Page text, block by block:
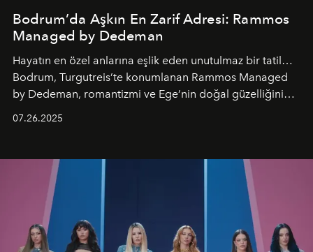
Bodrum’da Aşkın En Zarif Adresi: Rammos
Managed by Dedeman
Hayatın en özel anlarına eşlik eden unutulmaz bir tatil…
Bodrum, Turgutreis’te konumlanan Rammos Managed
by Dedeman, romantizmi ve Ege’nin doğal güzelliğini
07.26.2025